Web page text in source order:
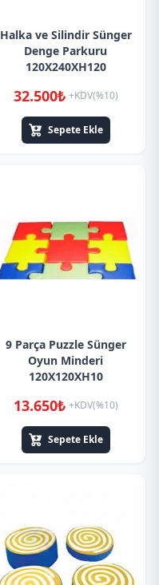
Halka ve Silindir Sünger
Denge Parkuru
120X240XH120
32.500₺ +KDV(%10)
Sepete Ekle
9 Parça Puzzle Sünger
Oyun Minderi
120X120XH10
13.650₺ +KDV(%10)
Sepete Ekle